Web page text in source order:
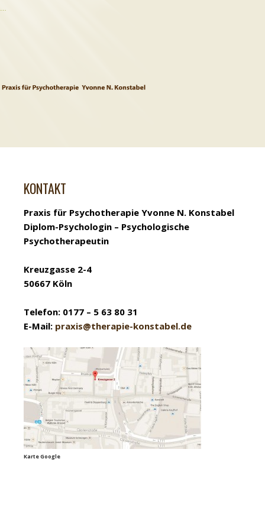
…
KONTAKT
Praxis für Psychotherapie Yvonne N. Konstabel
Diplom-Psychologin – Psychologische
Psychotherapeutin
Kreuzgasse 2-4
50667 Köln
Telefon: 0177 – 5 63 80 31
E-Mail: praxis@therapie-konstabel.de
Karte Google